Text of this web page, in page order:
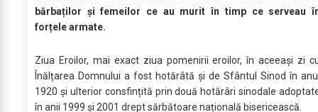
bărbaților și femeilor ce au murit în timp ce serveau
forțele armate.
Ziua Eroilor, mai exact ziua pomenirii eroilor, în aceeași zi
Înălțarea Domnului a fost hotărâtă și de Sfântul Sinod în
1920 și ulterior consfințită prin două hotărâri sinodale
în anii 1999 și 2001 drept sărbătoare națională bisericească.